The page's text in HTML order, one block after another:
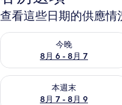
查看這些日期的供應情
今晚
8月 6 - 8月 7
查看今晚 (8月 6 - 8月 7) 的供
本週末
8月 7 - 8月 9
查看本週末 (8月 7 - 8月 9) 的